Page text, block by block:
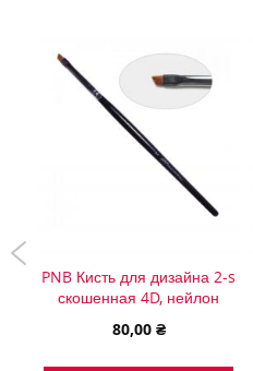
PNB Кисть для дизайна 2-s
скошенная 4D, нейлон
80,00 ₴